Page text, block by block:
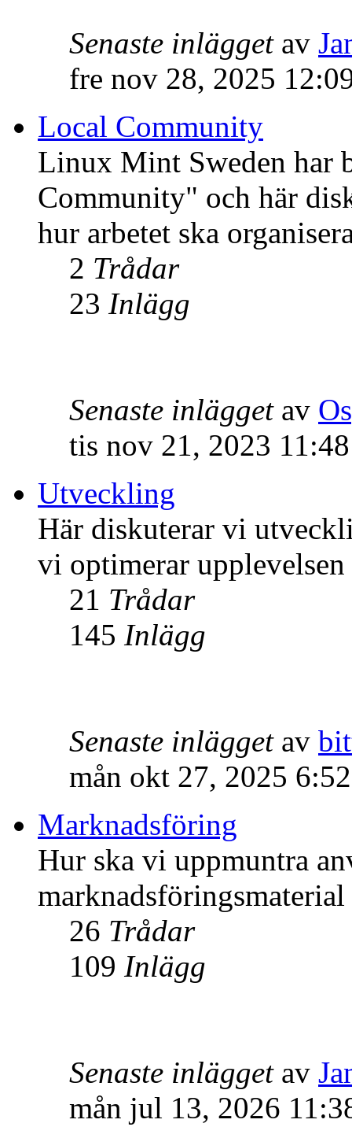
Senaste inläggetav
fre nov 28, 2025
Local Community
Linux Mint Sweden
Community" och här
hur arbetet ska
2 Trådar
23 Inlägg
Senaste inläggetav
tis nov 21, 2023
Utveckling
Här diskuterar vi
vi optimerar
21 Trådar
145 Inlägg
Senaste inläggetav
mån okt 27, 2025
Marknadsföring
Hur ska vi uppmuntra
26 Trådar
109 Inlägg
Senaste inläggetav
mån jul 13, 2026